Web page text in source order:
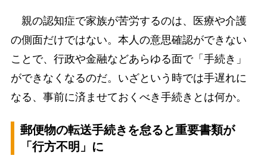
親の認知症で家族が苦労するのは、医療や介護
の側面だけではない。本人の意思確認ができない
ことで、行政や金融などあらゆる面で「手続き」
ができなくなるのだ。いざという時では手遅れに
なる、事前に済ませておくべき手続きとは何か。
郵便物の転送手続きを怠ると重要書類が
「行方不明」に